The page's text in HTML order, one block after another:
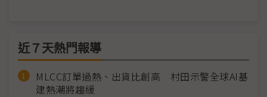
近７天熱門報導
MLCC訂單過熱、出貨比創高 村田示警全球AI基
建熱潮將趨緩